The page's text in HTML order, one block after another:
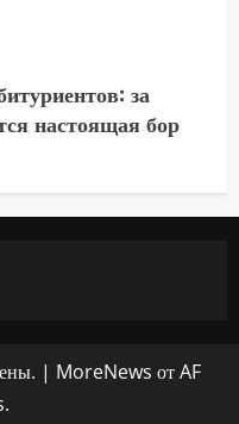
за
настоящая бор
| MoreNews от AF